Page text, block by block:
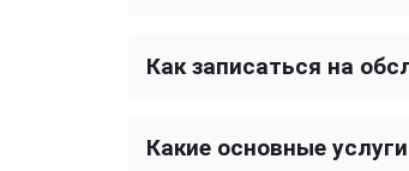
Как записаться на
Какие основные